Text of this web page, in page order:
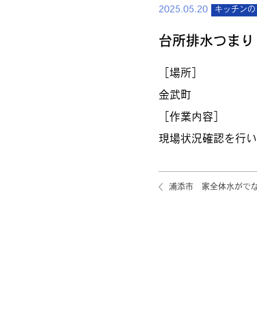
2025.05.20 キッチン
台所排水つまり
［場所］
金武町
［作業内容］
現場状況確認を行
浦添市 家全体水がで